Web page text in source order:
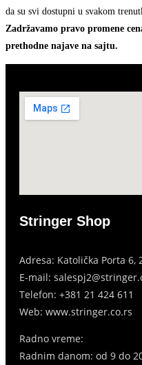
da su svi dostupni u svakom
Zadržavamo pravo promene
prethodne najave na sajtu.
Stringer Shop
Adresa: Katolička Porta 6,
E-mail:
Telefon: +381 21 424 611
Web: www.stringer.co.rs
Radno vreme:
Radnim danom: od 9 do